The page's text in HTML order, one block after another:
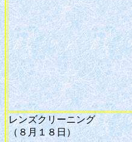
レンズクリーニング
（８月１８日）